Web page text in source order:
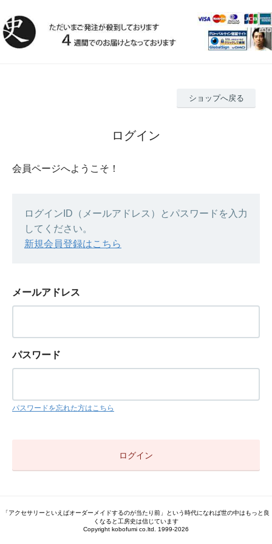
ショップへ戻る
ログイン
会員ページへようこそ！
ログインID（メールアドレス）とパスワードを入力
してください。
新規会員登録はこちら
メールアドレス
パスワード
パスワードを忘れた方はこちら
「アクセサリーといえばオーダーメイドするのが当たり前」という時代になれば世の中はもっと良
くなると工房史は信じています
Copyright kobofumi co.ltd. 1999-2026